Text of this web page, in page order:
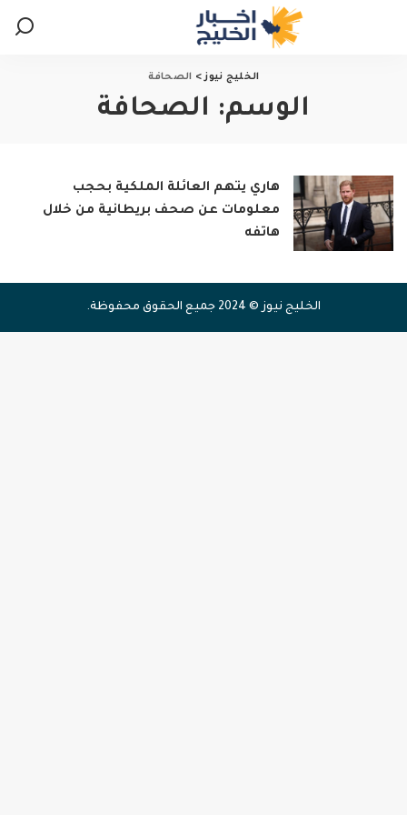
الخليج نيوز> الصحافة
الوسم: الصحافة
هاري يتهم العائلة الملكية بحجب
معلومات عن صحف بريطانية من خلال
هاتفه
الخليج نيوز © 2024 جميع الحقوق محفوظة.